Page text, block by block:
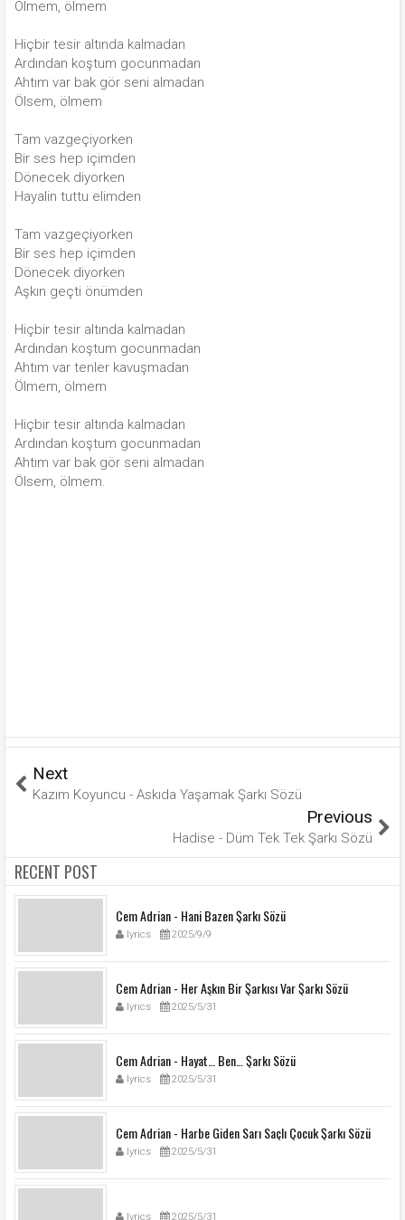
Ölmem, ölmem
Hiçbir tesir altında kalmadan
Ardından koştum gocunmadan
Ahtım var bak gör seni almadan
Ölsem, ölmem
Tam vazgeçiyorken
Bir ses hep içimden
Dönecek diyorken
Hayalin tuttu elimden
Tam vazgeçiyorken
Bir ses hep içimden
Dönecek diyorken
Aşkın geçti önümden
Hiçbir tesir altında kalmadan
Ardından koştum gocunmadan
Ahtım var tenler kavuşmadan
Ölmem, ölmem
Hiçbir tesir altında kalmadan
Ardından koştum gocunmadan
Ahtım var bak gör seni almadan
Ölsem, ölmem.
Next
Kazım Koyuncu - Askıda Yaşamak Şarkı Sözü
Previous
Hadise - Düm Tek Tek Şarkı Sözü
RECENT POST
Cem Adrian - Hani Bazen Şarkı Sözü
lyrics 2025/9/9
Cem Adrian - Her Aşkın Bir Şarkısı Var Şarkı Sözü
lyrics 2025/5/31
Cem Adrian - Hayat… Ben… Şarkı Sözü
lyrics 2025/5/31
Cem Adrian - Harbe Giden Sarı Saçlı Çocuk Şarkı Sözü
lyrics 2025/5/31
lyrics 2025/5/31